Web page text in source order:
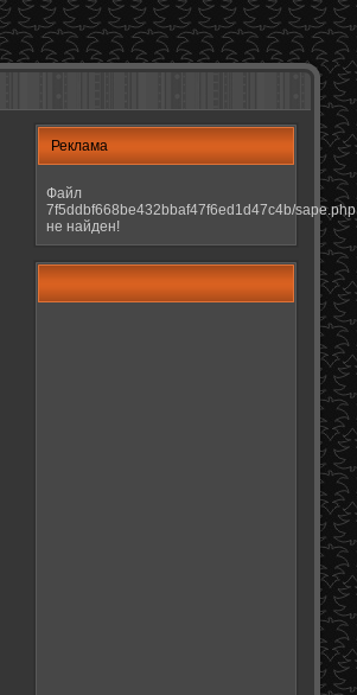
Реклама
Файл
7f5ddbf668be432bbaf47f6ed1d47c4b/sape.php
не найден!